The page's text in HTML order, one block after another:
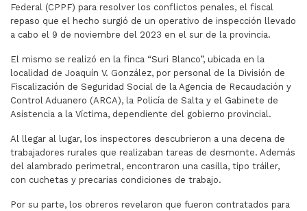
Federal (CPPF) para resolver los conflictos penales, el fiscal
repaso que el hecho surgió de un operativo de inspección llevado
a cabo el 9 de noviembre del 2023 en el sur de la provincia.
El mismo se realizó en la finca “Suri Blanco”, ubicada en la
localidad de Joaquín V. González, por personal de la División de
Fiscalización de Seguridad Social de la Agencia de Recaudación y
Control Aduanero (ARCA), la Policía de Salta y el Gabinete de
Asistencia a la Víctima, dependiente del gobierno provincial.
Al llegar al lugar, los inspectores descubrieron a una decena de
trabajadores rurales que realizaban tareas de desmonte. Además
del alambrado perimetral, encontraron una casilla, tipo tráiler,
con cuchetas y precarias condiciones de trabajo.
Por su parte, los obreros revelaron que fueron contratados para